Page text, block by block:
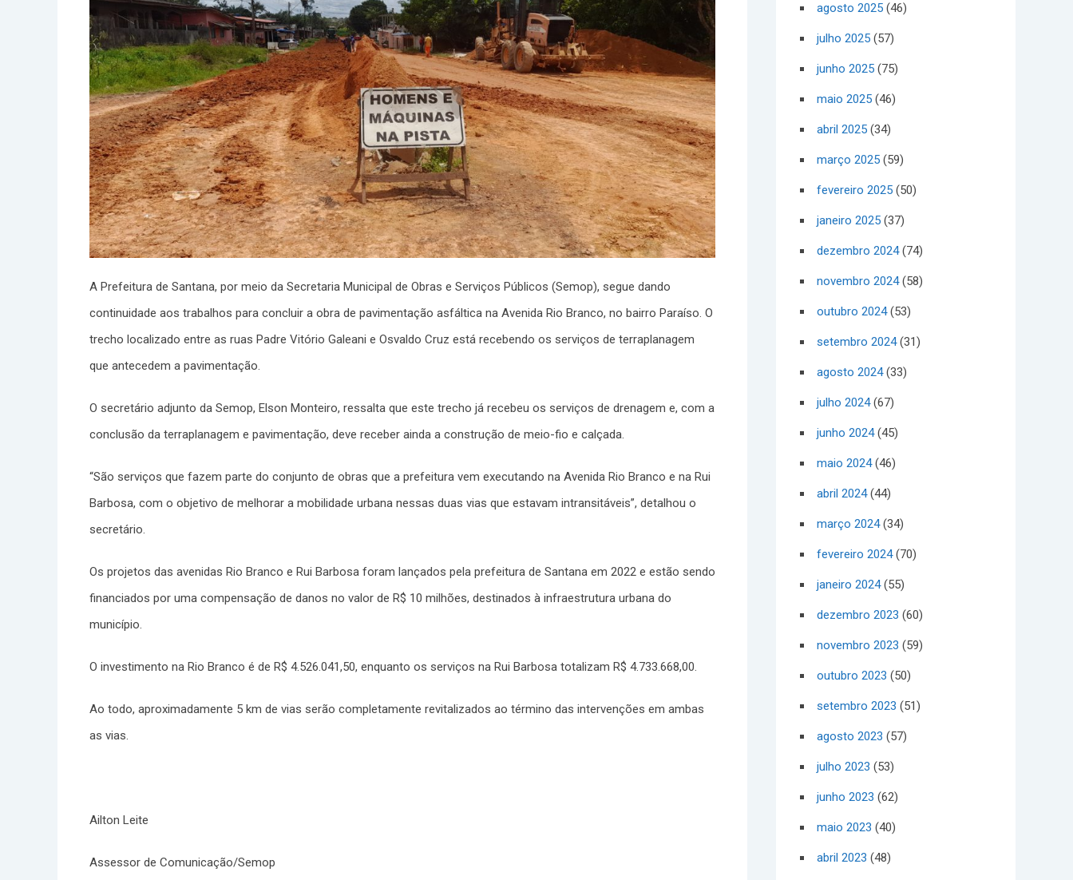
A Prefeitura de Santana, por meio da Secretaria Municipal de Obras e Serviços Públicos (Semop), segue dando
continuidade aos trabalhos para concluir a obra de pavimentação asfáltica na Avenida Rio Branco, no bairro Paraíso. O
trecho localizado entre as ruas Padre Vitório Galeani e Osvaldo Cruz está recebendo os serviços de terraplanagem
que antecedem a pavimentação.
O secretário adjunto da Semop, Elson Monteiro, ressalta que este trecho já recebeu os serviços de drenagem e, com a
conclusão da terraplanagem e pavimentação, deve receber ainda a construção de meio-fio e calçada.
“São serviços que fazem parte do conjunto de obras que a prefeitura vem executando na Avenida Rio Branco e na Rui
Barbosa, com o objetivo de melhorar a mobilidade urbana nessas duas vias que estavam intransitáveis”, detalhou o
secretário.
Os projetos das avenidas Rio Branco e Rui Barbosa foram lançados pela prefeitura de Santana em 2022 e estão sendo
financiados por uma compensação de danos no valor de R$ 10 milhões, destinados à infraestrutura urbana do
município.
O investimento na Rio Branco é de R$ 4.526.041,50, enquanto os serviços na Rui Barbosa totalizam R$ 4.733.668,00.
Ao todo, aproximadamente 5 km de vias serão completamente revitalizados ao término das intervenções em ambas
as vias.
Ailton Leite
Assessor de Comunicação/Semop
agosto 2025 (46)
julho 2025 (57)
junho 2025 (75)
maio 2025 (46)
abril 2025 (34)
março 2025 (59)
fevereiro 2025 (50)
janeiro 2025 (37)
dezembro 2024(74)
novembro 2024(58)
outubro 2024(53)
setembro 2024(31)
agosto 2024(33)
julho 2024(67)
junho 2024(45)
maio 2024(46)
abril 2024(44)
março 2024(34)
fevereiro 2024(70)
janeiro 2024(55)
dezembro 2023 (60)
novembro 2023 (59)
outubro 2023 (50)
setembro 2023 (51)
agosto 2023 (57)
julho 2023 (53)
junho 2023 (62)
maio 2023 (40)
abril 2023 (48)